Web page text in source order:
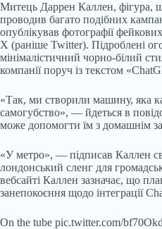
Митець Даррен Каллен, фігура,
проводив багато подібних
опублікував фотографії
X (раніше Twitter). Підроблені
мінімалістичний чорно-білий
компанії поруч із текстом
«Так, ми створили машину, яка
самогубство», — йдеться в
може допомогти їм з домашнім
«У метро», — підписав Каллен
лондонський сленг для
вебсайті Каллен зазначає, що
занепокоєння щодо інтеграції
On the tube pic.twitter.com/